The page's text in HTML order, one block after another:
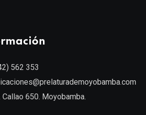
562 353
Callao 650. Moyobamba.